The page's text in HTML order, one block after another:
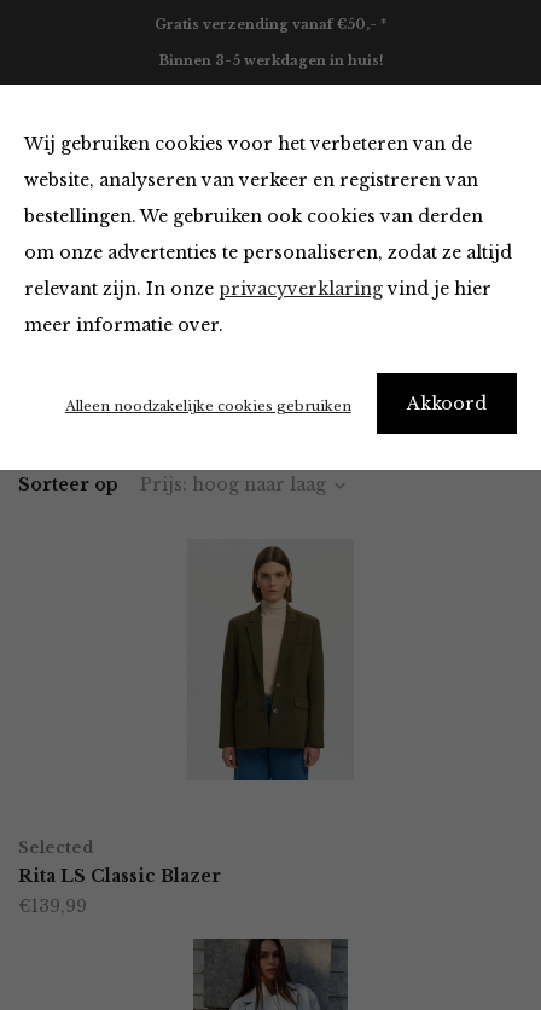
Wij gebruiken cookies voor het verbeteren van de
website, analyseren van verkeer en registreren van
bestellingen. We gebruiken ook cookies van derden
om onze advertenties te personaliseren, zodat ze altijd
relevant zijn. In onze privacyverklaringvind je hier
meer informatie over.
Akkoord
Alleen noodzakelijke cookies gebruiken
Gratis verzending vanaf €50,- *
Binnen 3-5 werkdagen in huis!
Blazers & Jassen
Home Winkel Kleding Blazers & Jassen
Sorteer op Prijs: hoog naar laag
product
heeft
Selected
Rita LS Classic Blazer
€139,99